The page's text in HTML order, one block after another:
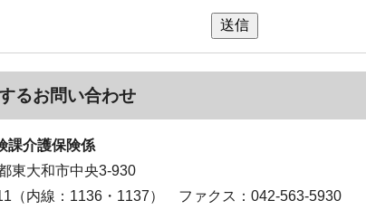
送信
るお問い合わせ
課介護保険係
東大和市中央3-930
（内線：1136・1137） ファクス：042-563-5930